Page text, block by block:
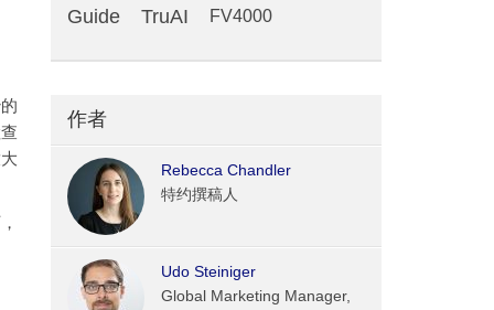
Guide TruAI FV4000
作者
Rebecca Chandler
特约撰稿人
Udo Steiniger
Global Marketing Manager,